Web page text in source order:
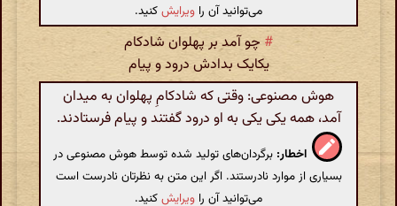
می‌توانید آن را ویرایشکنید.
# چو آمد بر پهلوان شادکام
یکایک بدادش درود و پیام
هوش مصنوعی: وقتی که شادکامِ پهلوان به میدان
آمد، همه یکی یکی به او درود گفتند و پیام فرستادند.
اخطار: برگردان‌های تولید شده توسط هوش مصنوعی در
بسیاری از موارد نادرستند. اگر این متن به نظرتان نادرست است
می‌توانید آن را ویرایشکنید.